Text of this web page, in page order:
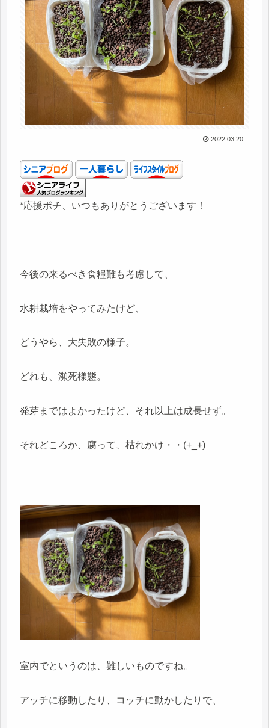
2022.03.20
*応援ポチ、いつもありがとうございます！
今後の来るべき食糧難も考慮して、
水耕栽培をやってみたけど、
どうやら、大失敗の様子。
どれも、瀕死様態。
発芽まではよかったけど、それ以上は成長せず。
それどころか、腐って、枯れかけ・・(+_+)
室内でというのは、難しいものですね。
アッチに移動したり、コッチに動かしたりで、